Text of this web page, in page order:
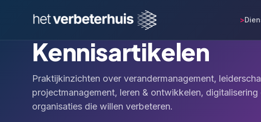
>
Kennisartikelen
Praktijkinzichten over verandermanagement,
projectmanagement, leren & ontwikkelen,
organisaties die willen verbeteren.